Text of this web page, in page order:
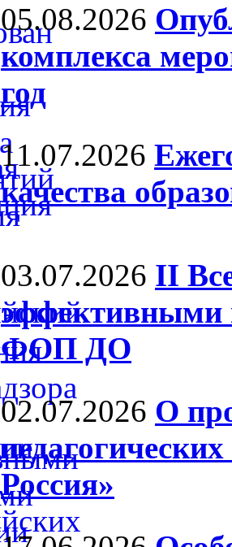
05.08.2026
комплекса
год
11.07.2026
качества
03.07.2026 II
эффективными
ФОП ДО
02.07.2026 О
Россия»